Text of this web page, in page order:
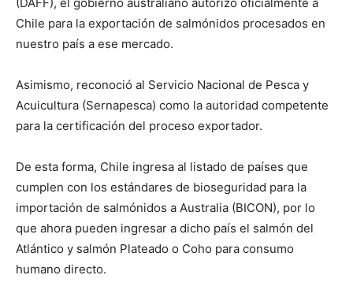
Chile para la exportación de salmónidos procesados en
nuestro país a ese mercado.
Asimismo, reconoció al Servicio Nacional de Pesca y
Acuicultura (Sernapesca) como la autoridad competente
para la certificación del proceso exportador.
De esta forma, Chile ingresa al listado de países que
cumplen con los estándares de bioseguridad para la
importación de salmónidos a Australia (BICON), por lo
que ahora pueden ingresar a dicho país el salmón del
Atlántico y salmón Plateado o Coho para consumo
humano directo.